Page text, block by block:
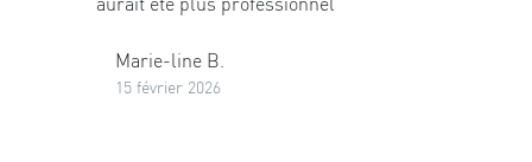
Marie-line B.
15 février 2026